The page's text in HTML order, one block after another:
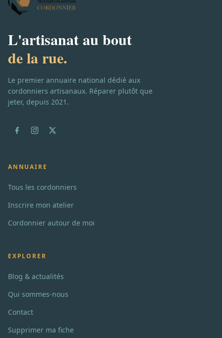
L'artisanat au bout
de la rue.
Le premier annuaire national dédié aux
cordonniers artisanaux. Réparer plutôt que
jeter, depuis 2021.
ANNUAIRE
Tous les cordonniers
Inscrire mon atelier
Cordonnier autour de moi
EXPLORER
Blog & actualités
Qui sommes-nous
Contact
Supprimer ma fiche